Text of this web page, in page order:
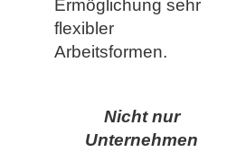
Ermöglichung sehr
flexibler
Arbeitsformen.
Nicht nur
Unternehmen